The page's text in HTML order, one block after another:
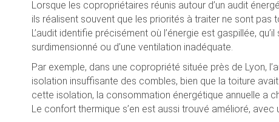
Lorsque les copropriétaires réunis autour d’un audit
ils réalisent souvent que les priorités à traiter ne sont pas
L’audit identifie précisément où l’énergie est gaspillée,
surdimensionné ou d’une ventilation inadéquate.
Par exemple, dans une copropriété située près de Lyon,
isolation insuffisante des combles, bien que la toiture
cette isolation, la consommation énergétique annuelle a
Le confort thermique s’en est aussi trouvé amélioré,